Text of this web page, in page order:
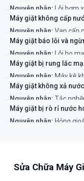
Nguyên nhân: Lỗi bơm
mất cân bằng/hỏng
Khắc phục:
Kiểm tra
thay thế chuyên nghiệp.
Máy giặt không cấp
Nguyên nhân: Van cấp
yếu, lỗi bo mạch.
Khắc phục:
Vệ sinh lưới
kỹ thuật viên kiểm tra
Máy giặt báo lỗi và
Nguyên nhân: Lỗi bo
dụ: E40 ở Electrolux, 4C
Khắc phục:
Cần tra mã
xử lý đúng cách.
Máy giặt bị rung lắc
Nguyên nhân: Máy kê
xóc), hỏng bạc đạn,
Khắc phục:
Kê lại máy.
chuyên nghiệp.
Máy giặt không xả nước
Nguyên nhân: Tắc
Khắc phục: Vệ sinh
kiểm tra bo mạch nếu
Máy giặt bị rò rỉ nước
Nguyên nhân: Hỏng
Sửa Chữa Máy